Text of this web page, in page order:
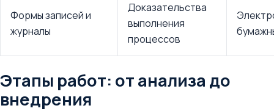
Формы записей и
журналы
Доказательства
выполнения
процессов
Этапы работ: от анализа до
внедрения